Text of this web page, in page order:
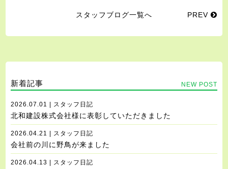
スタッフブログ一覧へ PREV
新着記事 NEW POST
2026.07.01 | スタッフ日記
北和建設株式会社様に表彰していただきました
2026.04.21 | スタッフ日記
会社前の川に野鳥が来ました
2026.04.13 | スタッフ日記